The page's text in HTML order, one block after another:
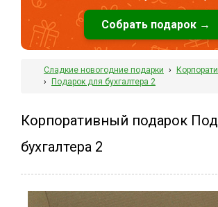
Собрать подарок →
Сладкие новогодние подарки ›
› Подарок для бухгалтера 2
Корпоративный подарок
бухгалтера 2